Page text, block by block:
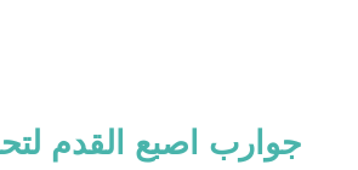
جوارب اصبع القدم